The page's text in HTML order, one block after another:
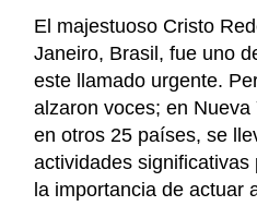
El majestuoso Cristo
Janeiro, Brasil, fue uno
este llamado urgente.
alzaron voces; en
en otros 25 países, se
actividades
la importancia de actuar